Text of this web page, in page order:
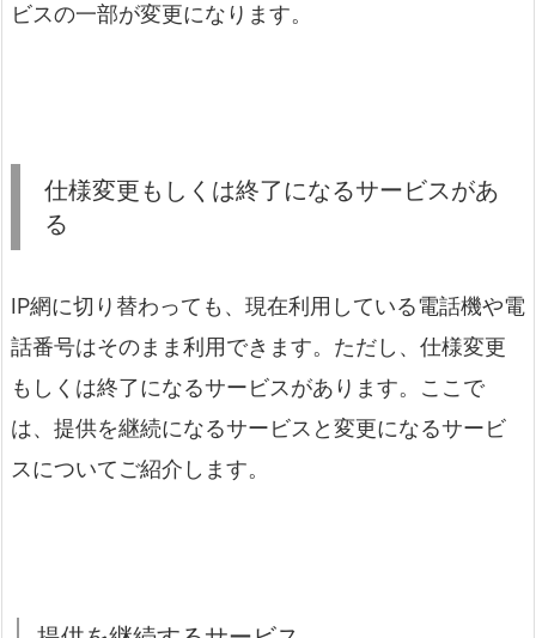
ビスの一部が変更になります。
仕様変更もしくは終了になるサービスがあ
る
IP網に切り替わっても、現在利用している電話機や電
話番号はそのまま利用できます。ただし、仕様変更
もしくは終了になるサービスがあります。ここで
は、提供を継続になるサービスと変更になるサービ
スについてご紹介します。